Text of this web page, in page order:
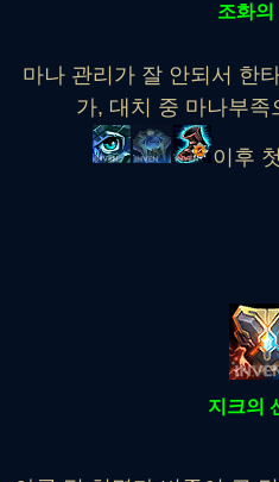
조화의
마나 관리가 잘 안되서 한
가, 대치 중 마나부족
이후
지크의